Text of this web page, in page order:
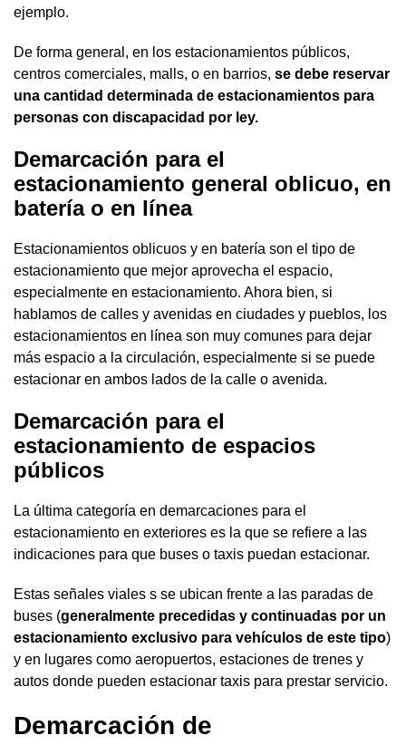
ejemplo.
De forma general, en los estacionamientos públicos,
centros comerciales, malls, o en barrios, se debe reservar
una cantidad determinada de estacionamientos para
personas con discapacidad por ley.
Demarcación para el
estacionamiento general oblicuo, en
batería o en línea
Estacionamientos oblicuos y en batería son el tipo de
estacionamiento que mejor aprovecha el espacio,
especialmente en estacionamiento. Ahora bien, si
hablamos de calles y avenidas en ciudades y pueblos, los
estacionamientos en línea son muy comunes para dejar
más espacio a la circulación, especialmente si se puede
estacionar en ambos lados de la calle o avenida.
Demarcación para el
estacionamiento de espacios
públicos
La última categoría en demarcaciones para el
estacionamiento en exteriores es la que se refiere a las
indicaciones para que buses o taxis puedan estacionar.
Estas señales viales s se ubican frente a las paradas de
buses (generalmente precedidas y continuadas por un
estacionamiento exclusivo para vehículos de este tipo)
y en lugares como aeropuertos, estaciones de trenes y
autos donde pueden estacionar taxis para prestar servicio.
Demarcación de